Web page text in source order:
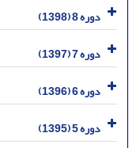
دوره 8 (1398)
دوره 7 (1397)
دوره 6 (1396)
دوره 5 (1395)